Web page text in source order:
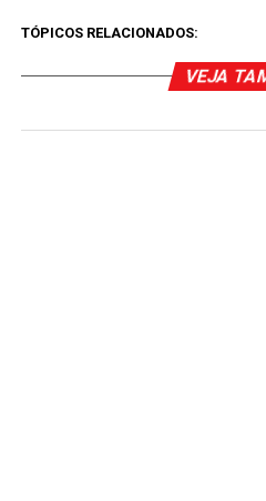
TÓPICOS RELACIONADOS:
VEJA